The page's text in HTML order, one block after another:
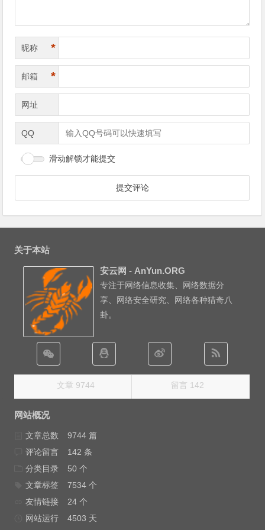
昵称 *
邮箱 *
网址
QQ
滑动解锁才能提交
关于本站
安云网 - AnYun.ORG
专注于网络信息收集、网络数据分
享、网络安全研究、网络各种猎奇八
卦。
文章 9744 留言 142
网站概况
文章总数
9744 篇
评论留言
142 条
分类目录
50 个
文章标签
7534 个
友情链接
24 个
网站运行
4503 天